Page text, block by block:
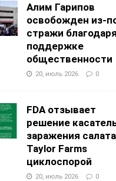
Алим Гарипов
освобожден из-
стражи благодаря
поддержке
общественности
20, июль 2026 0
FDA отзывает
решение
заражения салата
Taylor Farms
циклоспорой
20, июль 2026 0